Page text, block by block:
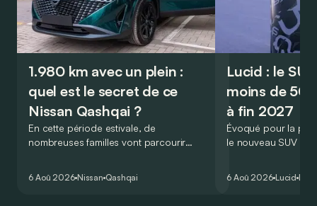
1.980 km avec un plein :
quel est le secret de ce
Nissan Qashqai ?
En cette période estivale, de
nombreuses familles vont parcourir
Qashqai e-Power, il serait possible de
6 Aoû 2026 Nissan Qashqai
Lucid : le
moins de
à fin 2027
Évoqué pour la
le nouveau SUV
l’année 2026.
6 Aoû 2026 Lucid